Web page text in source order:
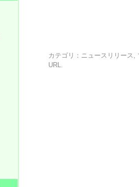
カテゴリ： ニュースリリース ,
URL.